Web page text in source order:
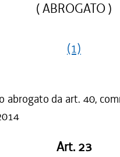
( ABROGATO )
(1)
abrogato da art. 40,
Art. 23